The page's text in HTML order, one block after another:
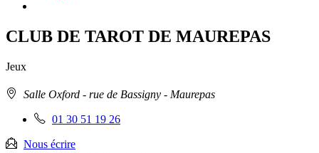
CLUB DE TAROT DE MAUREPAS
Jeux
AdresseSalle Oxford - rue de Bassigny - Maurepas
Téléphone
:
01 30 51 19 26
Nous écrire